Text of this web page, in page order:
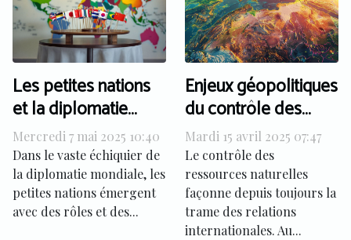
Les petites nations
et la diplomatie
mondiale rôles et
influences
croissantes
Mercredi 7 mai 2025 10:40
Dans le vaste échiquier de
la diplomatie mondiale, les
petites nations émergent
avec des rôles et des...
Enjeux géopolitiques
du contrôle des
ressources
naturelles dans les
relations
internationales
Mardi 15 avril 2025 07:47
Le contrôle des
ressources naturelles
façonne depuis toujours la
trame des relations
internationales. Au...